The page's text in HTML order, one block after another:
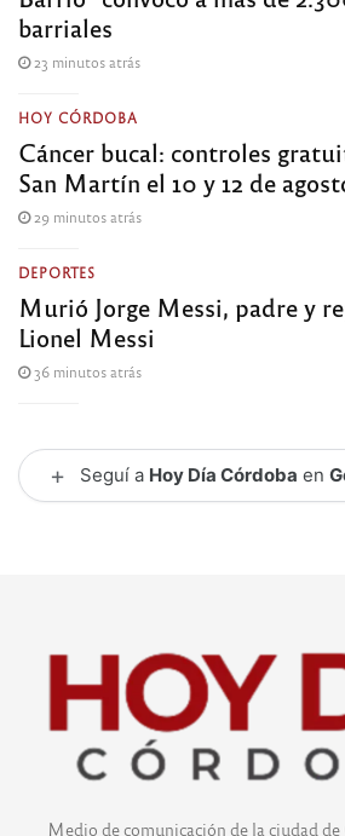
barriales
23 minutos atrás
HOY CÓRDOBA
Cáncer bucal: controles
San Martín el 10 y 12 de
29 minutos atrás
DEPORTES
Murió Jorge Messi, padre y
Lionel Messi
36 minutos atrás
+ Seguí a Hoy Día Córdoba en
Medio de comunicación de la ciudad de